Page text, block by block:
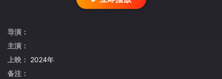
导演：
主演：
上映： 2024年
备注：